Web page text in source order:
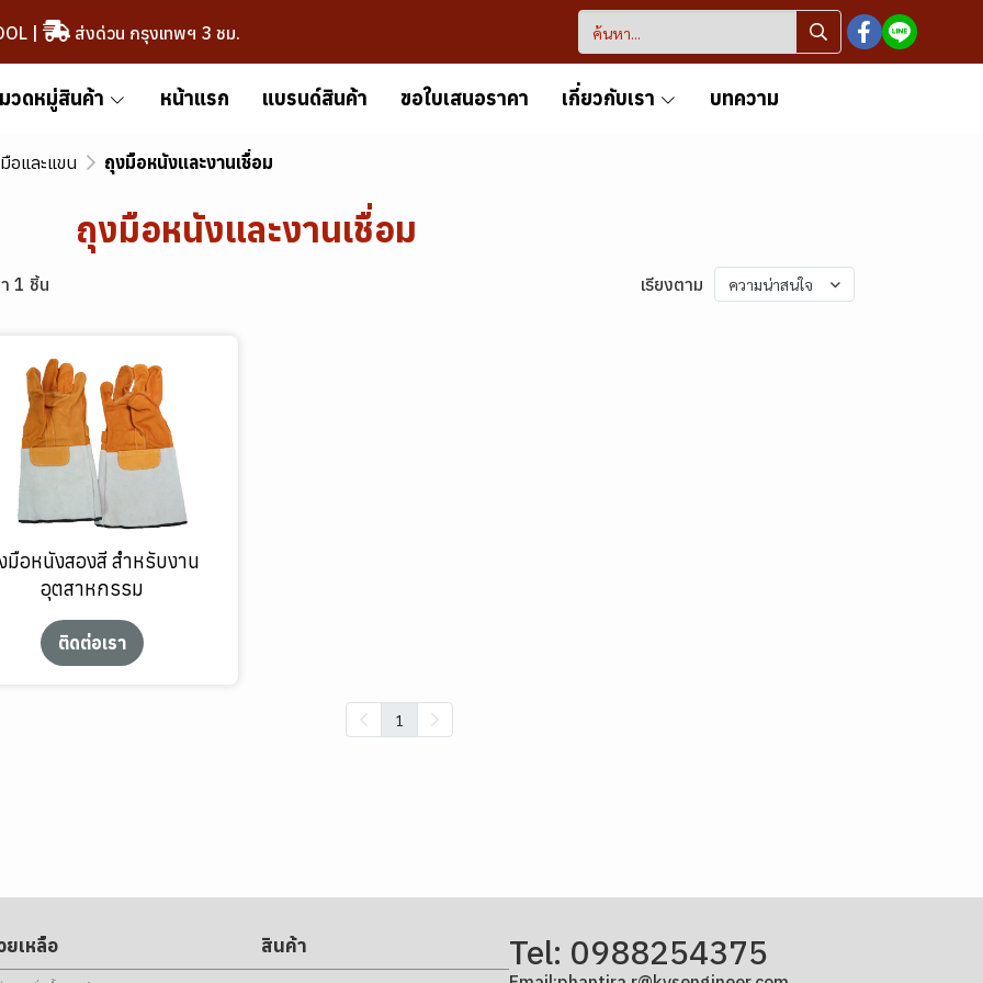
| ส่งด่วน กรุงเทพฯ 3 ชม.
วดหมู่สินค้า หน้าแรก แบรนด์สินค้า ขอใบเสนอราคา เกี่ยวกับเรา บทความ
อและแขน ถุงมือหนังและงานเชื่อม
ถุงมือหนังและงานเชื่อม
1 ชิ้น เรียงตาม ความน่าสนใจ
มือหนังสองสี สำหรับงาน
อุตสาหกรรม
ติดต่อเรา
1
ยเหลือ สินค้า Tel: 0988254375